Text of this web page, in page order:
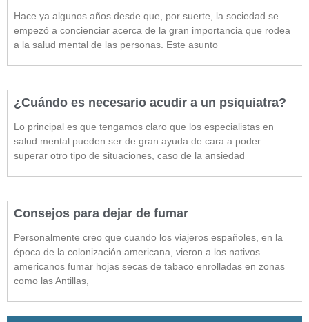
Hace ya algunos años desde que, por suerte, la sociedad se
empezó a concienciar acerca de la gran importancia que rodea
a la salud mental de las personas. Este asunto
¿Cuándo es necesario acudir a un psiquiatra?
Lo principal es que tengamos claro que los especialistas en
salud mental pueden ser de gran ayuda de cara a poder
superar otro tipo de situaciones, caso de la ansiedad
Consejos para dejar de fumar
Personalmente creo que cuando los viajeros españoles, en la
época de la colonización americana, vieron a los nativos
americanos fumar hojas secas de tabaco enrolladas en zonas
como las Antillas,